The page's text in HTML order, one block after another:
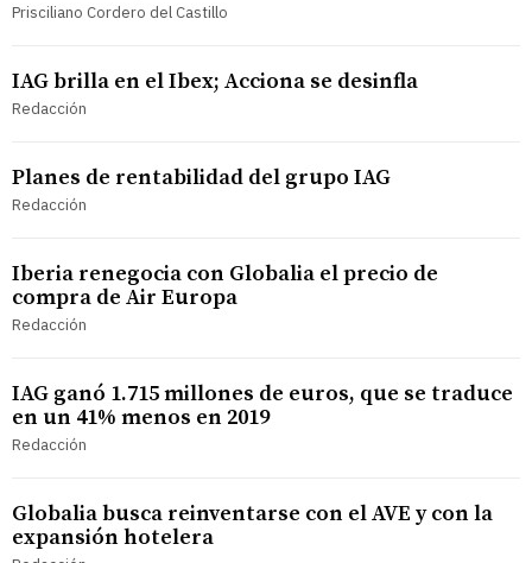
Prisciliano Cordero del Castillo
IAG brilla en el Ibex; Acciona se desinfla
Redacción
Planes de rentabilidad del grupo IAG
Redacción
Iberia renegocia con Globalia el precio de
compra de Air Europa
Redacción
IAG ganó 1.715 millones de euros, que se traduce
en un 41% menos en 2019
Redacción
Globalia busca reinventarse con el AVE y con la
expansión hotelera